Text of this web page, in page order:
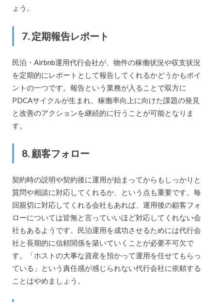
ょう。
7. 定期報告レポート
民泊・Airbnb運用代行会社が、物件の稼働状況や収支状況
を定期的にレポートとして報告してくれるかどうかもポイ
ントの一つです。報告という業務が入ることで双方に
PDCAサイクルが生まれ、稼働率向上に向けた課題の発見
と改善のアクションを継続的に行うことが可能となりま
す。
8. 顧客フォロー
契約時の説明や契約後に運用が始まってからもしっかりと
質問や相談に対応してくれるか、という点も重要です。毎
回親切に対応してくれる会社もあれば、運用後の顧客フォ
ローについては皆無と言っていいほど対応してくれない会
社もあるようです。民泊運用を成功させるためには代行会
社と長期的に信頼関係を築いていくことが必要不可欠で
す。「ホストの大事な資産を預かって運用を任せてもらっ
ている」という責任感が感じられない代行会社に依頼する
ことはやめましょう。